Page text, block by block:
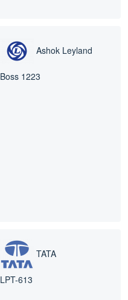
Ashok Leyland
Boss 1223
TATA
LPT-613